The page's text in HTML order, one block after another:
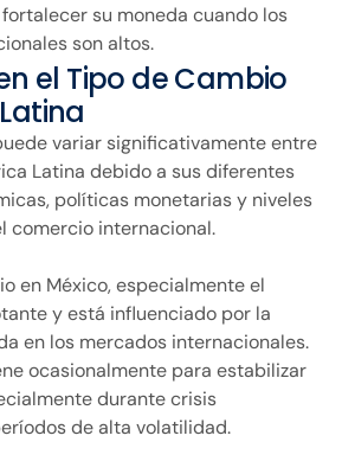
su moneda cuando los
son altos.
el Tipo de Cambio
variar significativamente entre
Latina debido a sus diferentes
políticas monetarias y niveles
comercio internacional.
en México, especialmente el
y está influenciado por la
en los mercados internacionales.
ocasionalmente para estabilizar
durante crisis
de alta volatilidad.